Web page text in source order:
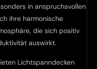
in anspruchsvollen
ihre harmonische
die sich positiv
auswirkt.
Lichtspanndecken